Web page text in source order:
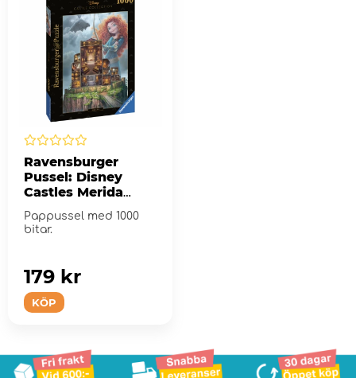
Ravensburger
Pussel: Disney
Castles Merida
1000 Bitar
Pappussel med 1000
bitar.
KÖP
179 kr